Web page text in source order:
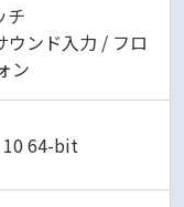
チ
ウンド入力 / フロ
ン
64-bit